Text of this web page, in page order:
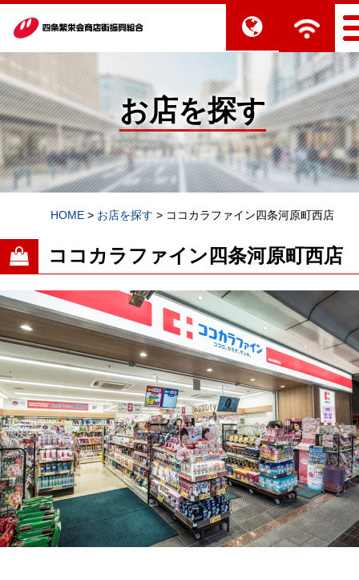
お店を探す
HOME > お店を探す > ココカラファイン四条河原町西店
ココカラファイン四条河原町西店